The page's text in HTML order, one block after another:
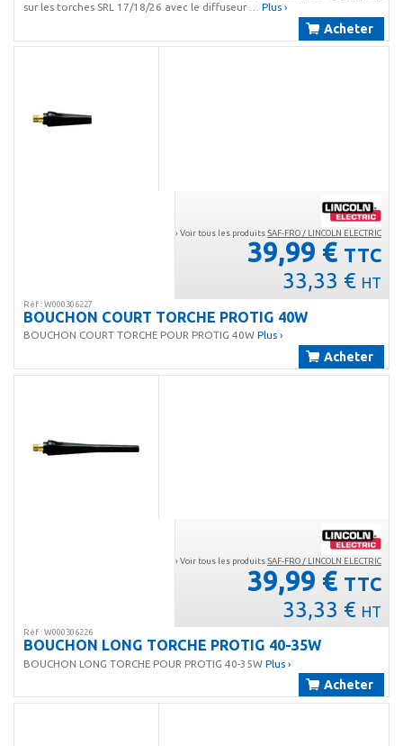
sur les torches SRL 17/18/26 avec le diffuseur … Plus ›
Acheter
› Voir tous les produitsSAF-FRO / LINCOLN ELECTRIC
39,99 € TTC
33,33 € HT
Réf : W000306227
BOUCHON COURT TORCHE PROTIG 40W
BOUCHON COURT TORCHE POUR PROTIG 40W Plus ›
Acheter
› Voir tous les produitsSAF-FRO / LINCOLN ELECTRIC
39,99 € TTC
33,33 € HT
Réf : W000306226
BOUCHON LONG TORCHE PROTIG 40-35W
BOUCHON LONG TORCHE POUR PROTIG 40-35W Plus ›
Acheter